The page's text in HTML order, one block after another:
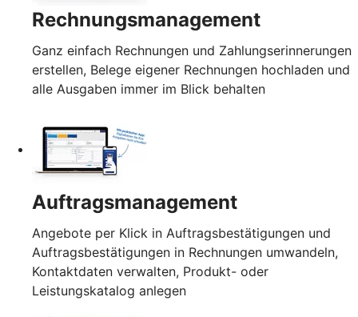
Rechnungsmanagement
Ganz einfach Rechnungen und Zahlungserinnerungen
erstellen, Belege eigener Rechnungen hochladen und
alle Ausgaben immer im Blick behalten
Auftragsmanagement
Angebote per Klick in Auftragsbestätigungen und
Auftragsbestätigungen in Rechnungen umwandeln,
Kontaktdaten verwalten, Produkt- oder
Leistungskatalog anlegen